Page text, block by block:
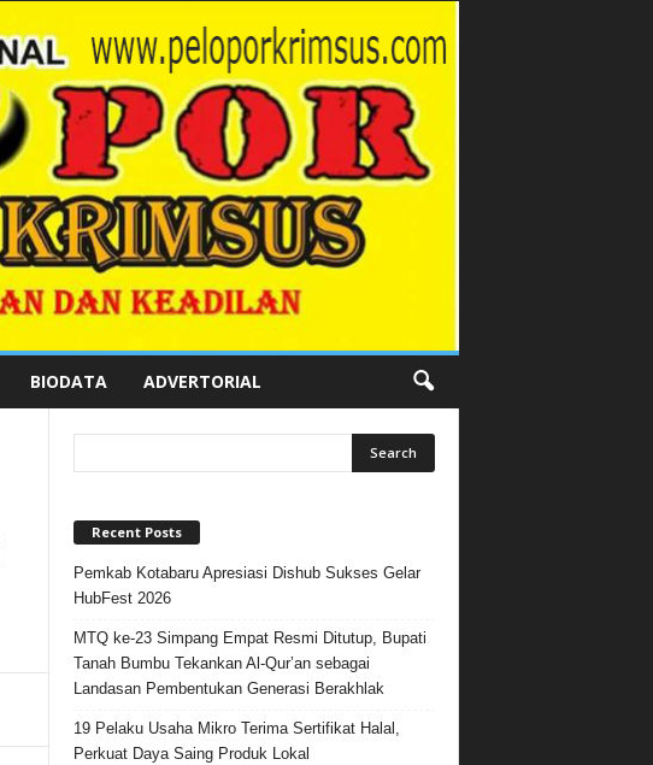
BIODATA ADVERTORIAL
Recent Posts
Pemkab Kotabaru Apresiasi Dishub Sukses Gelar
HubFest 2026
MTQ ke-23 Simpang Empat Resmi Ditutup, Bupati
Tanah Bumbu Tekankan Al-Qur’an sebagai
Landasan Pembentukan Generasi Berakhlak
19 Pelaku Usaha Mikro Terima Sertifikat Halal,
Perkuat Daya Saing Produk Lokal